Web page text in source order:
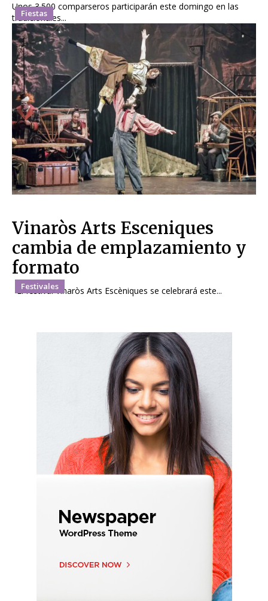
Fiestas
Unos 3.500 comparseros participarán este domingo en las
tradicionales...
Festivales
Vinaròs Arts Esceniques
cambia de emplazamiento y
formato
El festival Vinaròs Arts Escèniques se celebrará este...